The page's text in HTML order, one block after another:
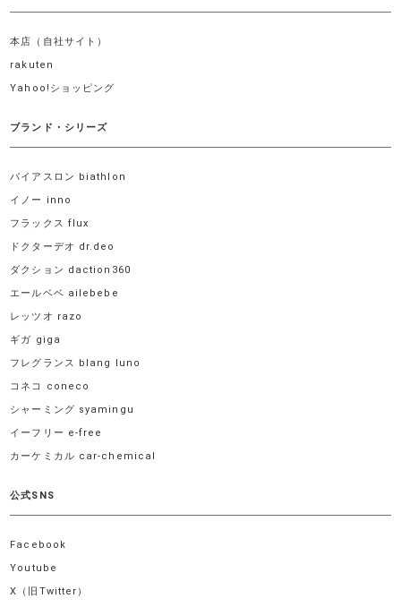
本店（自社サイト）
rakuten
Yahoo!ショッピング
ブランド・シリーズ
バイアスロン biathlon
イノー inno
フラックス flux
ドクターデオ dr.deo
ダクション daction360
エールベベ ailebebe
レッツオ razo
ギガ giga
フレグランス blang luno
コネコ coneco
シャーミング syamingu
イーフリー e-free
カーケミカル car-chemical
公式SNS
Facebook
Youtube
X（旧Twitter）